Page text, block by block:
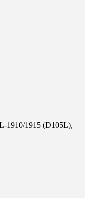
1910/1915 (D105L),